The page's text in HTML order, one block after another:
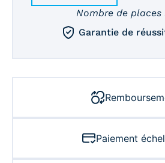
Nombre de places
Garantie de
Paiement